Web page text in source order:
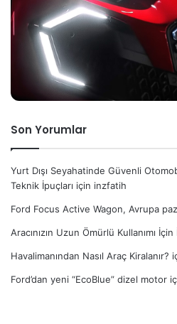
Son Yorumlar
Yurt Dışı Seyahatinde Güvenli
Teknik İpuçları için inzfatih
Ford Focus Active Wagon, Avrupa
Aracınızın Uzun Ömürlü Kullanımı İçin
Havalimanından Nasıl Araç Kiralanır?
Ford’dan yeni “EcoBlue” dizel motor